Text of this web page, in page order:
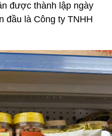
được thành lập ngày
đầu là Công ty TNHH